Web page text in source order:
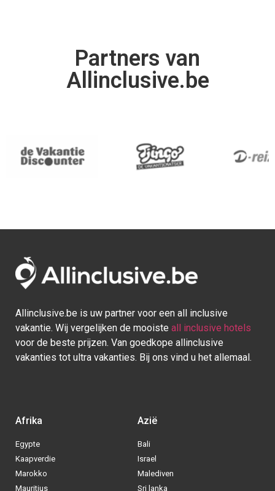
Partners van
Allinclusive.be
Allinclusive.be is uw partner voor een all inclusive
vakantie. Wij vergelijken de mooiste all inclusive hotels
voor de beste prijzen. Van goedkope allinclusive
vakanties tot ultra vakanties. Bij ons vind u het allemaal.
Afrika
Egypte
Kaapverdie
Marokko
Mauritius
Azië
Bali
Israel
Malediven
Sri lanka